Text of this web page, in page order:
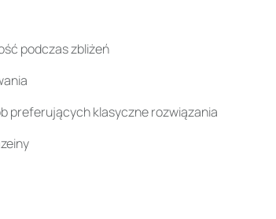
podczas zbliżeń
preferujących klasyczne rozwiązania